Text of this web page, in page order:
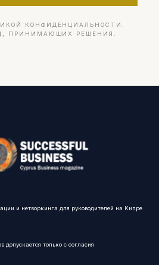
КОНФИДЕНЦИАЛЬНОСТИ.
ПРИНИМАЮЩИХ РЕШЕНИЯ.
и нетворкинга для руководителей на Кипре
допускается только с согласия